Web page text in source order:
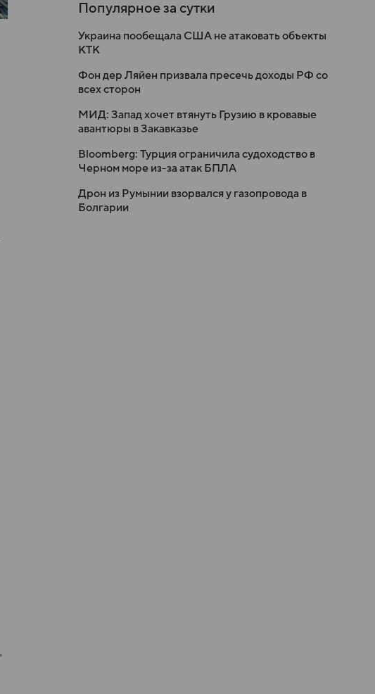
Популярное за сутки
Украина пообещала США не атаковать объекты
КТК
Фон дер Ляйен призвала пресечь доходы РФ со
всех сторон
МИД: Запад хочет втянуть Грузию в кровавые
авантюры в Закавказье
Bloomberg: Турция ограничила судоходство в
Черном море из-за атак БПЛА
Дрон из Румынии взорвался у газопровода в
Болгарии